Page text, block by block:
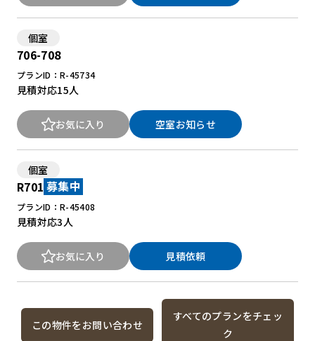
個室
706-708
プランID：R-45734
見積対応15人
お気に入り 空室お知らせ
個室
R701 募集中
プランID：R-45408
見積対応3人
お気に入り 見積依頼
この物件をお問い合わせ
すべてのプランをチェッ
ク